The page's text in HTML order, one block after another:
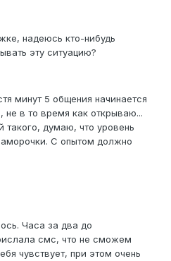
надеюсь кто-нибудь
эту ситуацию?
минут 5 общения начинается
в то время как открываю...
думаю, что уровень
С опытом должно
Часа за два до
смс, что не сможем
чувствует, при этом очень